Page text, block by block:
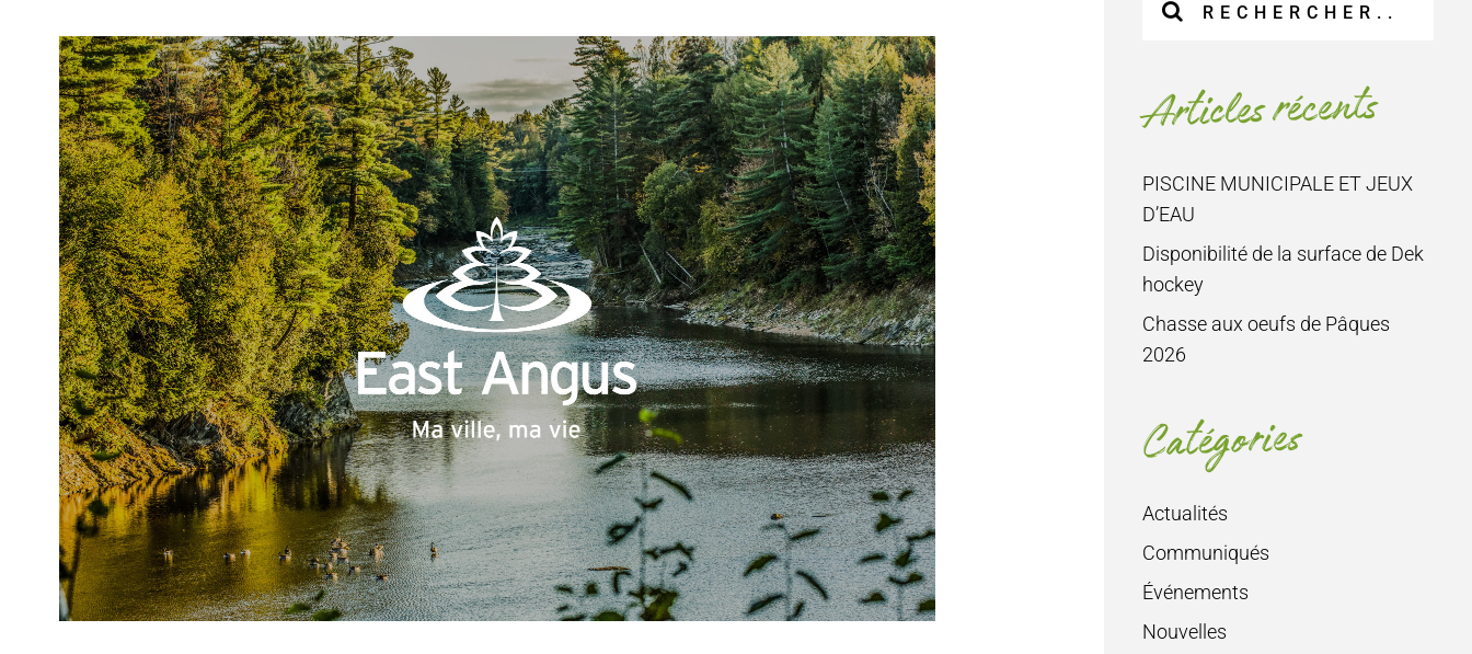
Agrandir
l&apos;image
sur
:Articles récents
PISCINE MUNICIPALE ET JEUX
D’EAU
Disponibilité de la surface de Dek
hockey
Chasse aux oeufs de Pâques
2026
Catégories
Actualités
Communiqués
Événements
Nouvelles